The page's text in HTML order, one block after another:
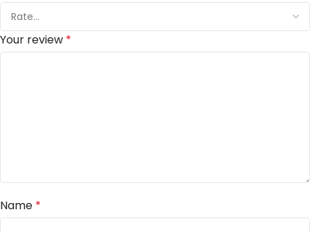
Your review *
Name *